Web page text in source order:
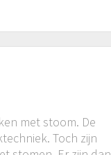
met stoom. De
Toch zijn